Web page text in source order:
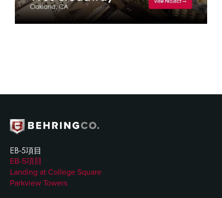
EB-5項目
EB-5項目
Landing at College Square
Parkview Towers